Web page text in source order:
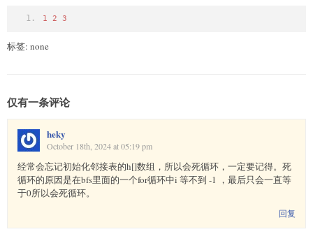
1 2 3
标签: none
仅有一条评论
heky
October 18th, 2024 at 05:19 pm
经常会忘记初始化邻接表的h[]数组，所以会死循环，一定要记得。死
循环的原因是在bfs里面的一个for循环中i 等不到 -1 ，最后只会一直等
于0所以会死循环。
回复